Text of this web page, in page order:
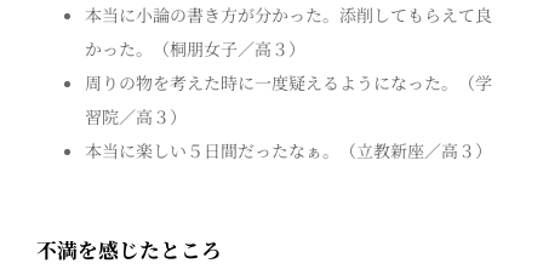
本当に小論の書き方が分かった。添削してもらえて良
かった。（桐朋女子／高３）
周りの物を考えた時に一度疑えるようになった。（学
習院／高３）
本当に楽しい５日間だったなぁ。（立教新座／高３）
不満を感じたところ